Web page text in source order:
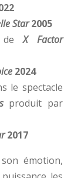
Star2005
deX Factor
2024
le spectacle
produit par
2017
émotion,